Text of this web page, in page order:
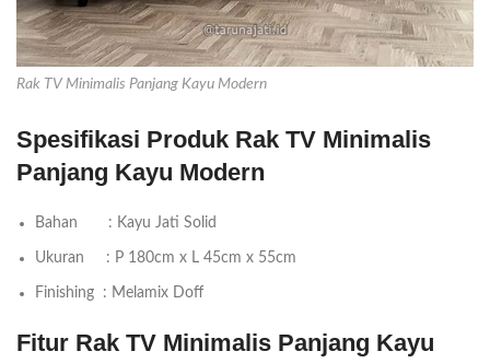
Rak TV Minimalis Panjang Kayu Modern
Spesifikasi Produk Rak TV Minimalis
Panjang Kayu Modern
Bahan : Kayu Jati Solid
Ukuran : P 180cm x L 45cm x 55cm
Finishing : Melamix Doff
Fitur Rak TV Minimalis Panjang Kayu